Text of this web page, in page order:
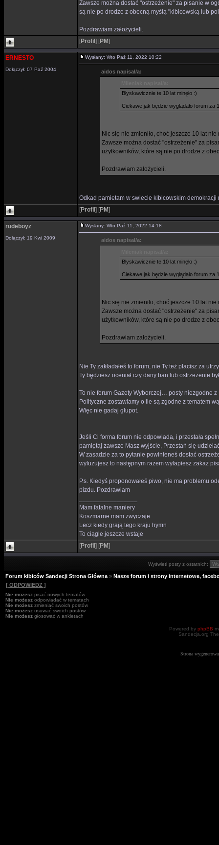
Zawsze można dostać "ostrzeżenie" za pisanie w
są nie po drodze z obecną myślą "kibicowską lub
Pozdrawiam założycieli.
[Profil ] [PM]
ERNESTO
Dołączył: 07 Paź 2004
Wysłany: Wto Paź 11, 2022 10:22
aidos napisał/a:
Błyskawicznie te 10 lat minęło :)
Ciekawe jak będzie wyglądało forum
Nic się nie zmieniło, choć jeszcze 10 lat nie
Zawsze można dostać "ostrzeżenie" za
użytkowników, które są nie po drodze z
Pozdrawiam założycieli.
Odkad pamietam w swiecie kibicowskim demokracji
[Profil ] [PM]
rudeboyz
Dołączył: 19 Kwi 2009
Wysłany: Wto Paź 11, 2022 14:18
aidos napisał/a:
Błyskawicznie te 10 lat minęło :)
Ciekawe jak będzie wyglądało forum
Nic się nie zmieniło, choć jeszcze 10 lat nie
Zawsze można dostać "ostrzeżenie" za
użytkowników, które są nie po drodze z
Pozdrawiam założycieli.
Nie Ty zakładałeś to forum, nie Ty też płacisz za
Ty będziesz oceniał czy dany ban lub ostrzeżenie
To nie forum Gazety Wyborczej… posty niezgodne z
Polityczne zostawiamy o ile są zgodne z tematem
Więc nie gadaj głupot.
Jeśli Ci forma forum nie odpowiada, i przestała
pamiętaj zawsze Masz wyjście, Przestań się
W zasadzie za to pytanie powinieneś dostać
wyluzujesz to następnym razem wyłapiesz zakaz
P.s. Kiedyś proponowałeś piwo, nie ma problemu
pizdu. Pozdrawiam
Mam fatalne maniery
Koszmarne mam zwyczaje
Lecz kiedy grają tego kraju hymn
To ciągle jeszcze wstaje
[Profil ] [PM]
Wyświetl posty z ostatnich:
Forum kibiców Sandecji Strona Główna » Nasze forum i strony internetowe,
[ ODPOWIEDZ ]
Nie możesz pisać nowych tematów
Nie możesz odpowiadać w tematach
Nie możesz zmieniać swoich postów
Nie możesz usuwać swoich postów
Nie możesz głosować w ankietach
Powered by phpBB
Sandecja.org
Strona